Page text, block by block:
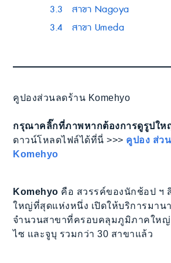
3.3
สาขา Nagoya
3.4
สาขา Umeda
คูปองส่วนลดร้าน Komehyo
กรุณาคลิ๊กที่ภาพหากต้องการดูรูปให
ดาวน์โหลดไฟล์ได้ที่นี่ >>> คูปอง ส่ว
Komehyo
Komehyo คือ สวรรค์ของนักช้อป ฯ
ใหญ่ที่สุดแห่งหนึ่ง เปิดให้บริการมาน
จำนวนสาขาที่ครอบคลุมภูมิภาคให
ไซ และจูบุ รวมกว่า 30 สาขาแล้ว